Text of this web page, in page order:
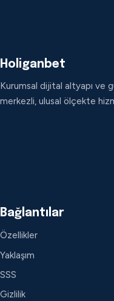
Holiganbet
Kurumsal dijital altyapı ve
merkezli, ulusal ölçekte
Bağlantılar
Özellikler
Yaklaşım
SSS
Gizlilik